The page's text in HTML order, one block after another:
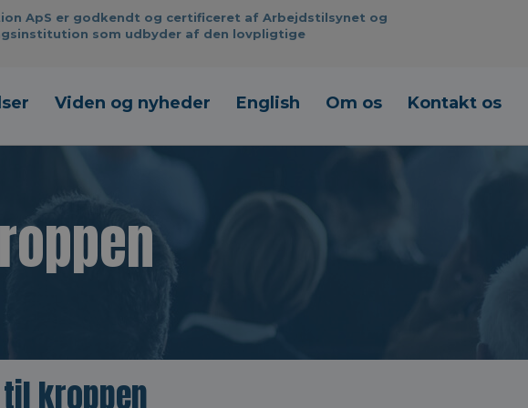
ApS er godkendt og certificeret af Arbejdstilsynet og
som udbyder af den lovpligtige
Viden og nyheder English Om os Kontakt os
kroppen